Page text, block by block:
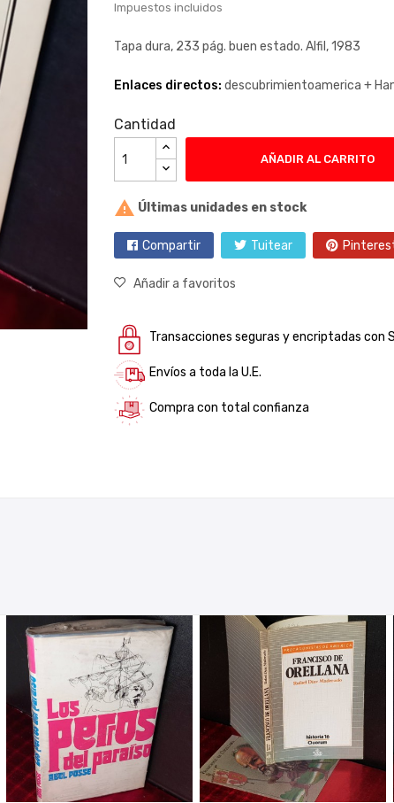
Impuestos incluidos
Tapa dura, 233 pág. buen estado. Alfil, 1983
Enlaces directos: descubrimientoamerica +
Cantidad
AÑADIR AL CARRITO
 Últimas unidades en stock
Compartir Tuitear
Añadir a favoritos
Transacciones seguras y encriptadas con
Envíos a toda la U.E.
Compra con total confianza